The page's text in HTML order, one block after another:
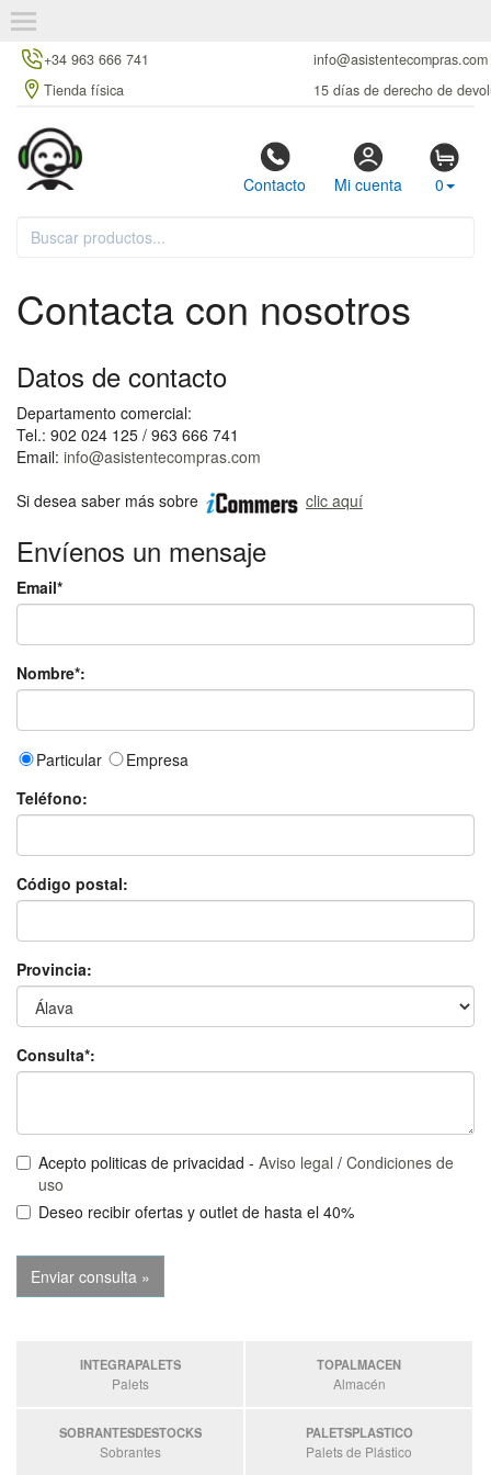
+34 963 666 741
info@asistentecompras.com
Tienda física
15 días de derecho de
Contacto Mi cuenta 0
Contacta con nosotros
Datos de contacto
Departamento comercial:
Tel.: 902 024 125 / 963 666 741
Email: info@asistentecompras.com
Si desea saber más sobre
clic aquí
Envíenos un mensaje
Email*
Nombre*:
Particular
Empresa
Teléfono:
Código postal:
Provincia:
Consulta*:
Acepto politicas de privacidad - Aviso legal / Condiciones de
uso
Deseo recibir ofertas y outlet de hasta el 40%
INTEGRAPALETS
Palets
TOPALMACEN
Almacén
SOBRANTESDESTOCKS
Sobrantes
PALETSPLASTICO
Palets de Plástico